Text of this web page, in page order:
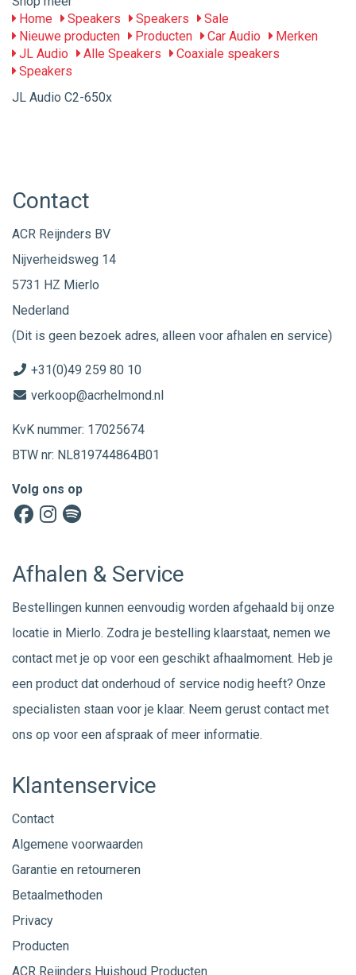
Home
Speakers Speakers
Sale
Nieuwe producten
Producten Car Audio
Merken
JL Audio
Alle Speakers
Coaxiale speakers
Speakers
JL Audio C2-650x
Contact
ACR Reijnders BV
Nijverheidsweg 14
5731 HZ Mierlo
Nederland
(Dit is geen bezoek adres, alleen voor afhalen en service)
+31(0)49 259 80 10
verkoop@acrhelmond.nl
KvK nummer: 17025674
BTW nr: NL819744864B01
Volg ons op
Afhalen & Service
Bestellingen kunnen eenvoudig worden afgehaald bij onze
locatie in Mierlo. Zodra je bestelling klaarstaat, nemen we
contact met je op voor een geschikt afhaalmoment. Heb je
een product dat onderhoud of service nodig heeft? Onze
specialisten staan voor je klaar. Neem gerust contact met
ons op voor een afspraak of meer informatie.
Klantenservice
Contact
Algemene voorwaarden
Garantie en retourneren
Betaalmethoden
Privacy
Producten
ACR Reijnders Huishoud Producten